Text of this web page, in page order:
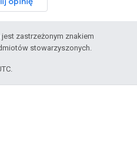
zastrzeżonym znakiem
stowarzyszonych.